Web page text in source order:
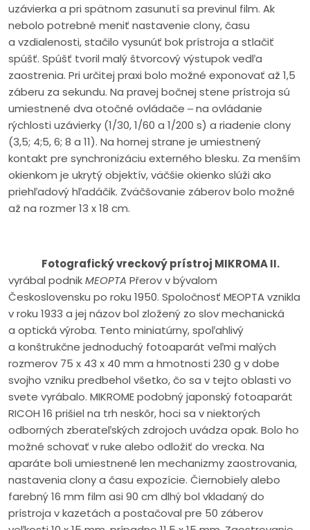
uzávierka a pri spätnom zasunutí sa previnul film. Ak
nebolo potrebné meniť nastavenie clony, času
a vzdialenosti, stačilo vysunúť bok prístroja a stlačiť
spúšť. Spúšť tvoril malý štvorcový výstupok vedľa
zaostrenia. Pri určitej praxi bolo možné exponovať až 1,5
záberu za sekundu. Na pravej bočnej stene prístroja sú
umiestnené dva otočné ovládače ‒ na ovládanie
rýchlosti uzávierky (1/30, 1/60 a 1/200 s) a riadenie clony
(3,5; 4;5, 6; 8 a 11). Na hornej strane je umiestnený
kontakt pre synchronizáciu externého blesku. Za menším
okienkom je ukrytý objektív, väčšie okienko slúži ako
priehľadový hľadáčik. Zväčšovanie záberov bolo možné
až na rozmer 13 x 18 cm.
Fotografický vreckový prístroj MIKROMA II.
vyrábal podnikMEOPTA Přerov v bývalom
Československu po roku 1950. Spoločnosť MEOPTA vznikla
v roku 1933 a jej názov bol zložený zo slov mechanická
a optická výroba. Tento miniatúrny, spoľahlivý
a konštrukčne jednoduchý fotoaparát veľmi malých
rozmerov 75 x 43 x 40 mm a hmotnosti 230 g v dobe
svojho vzniku predbehol všetko, čo sa v tejto oblasti vo
svete vyrábalo. MIKROME podobný japonský fotoaparát
RICOH 16 prišiel na trh neskôr, hoci sa v niektorých
odborných zberateľských zdrojoch uvádza opak. Bolo ho
možné schovať v ruke alebo odložiť do vrecka. Na
aparáte boli umiestnené len mechanizmy zaostrovania,
nastavenia clony a času expozície. Čiernobiely alebo
farebný 16 mm film asi 90 cm dlhý bol vkladaný do
prístroja v kazetách a postačoval pre 50 záberov